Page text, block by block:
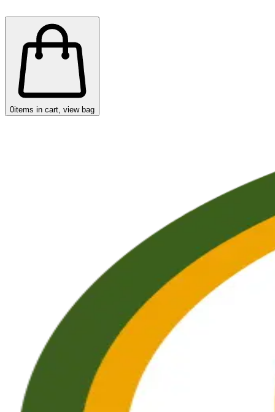
0items in cart, view bag